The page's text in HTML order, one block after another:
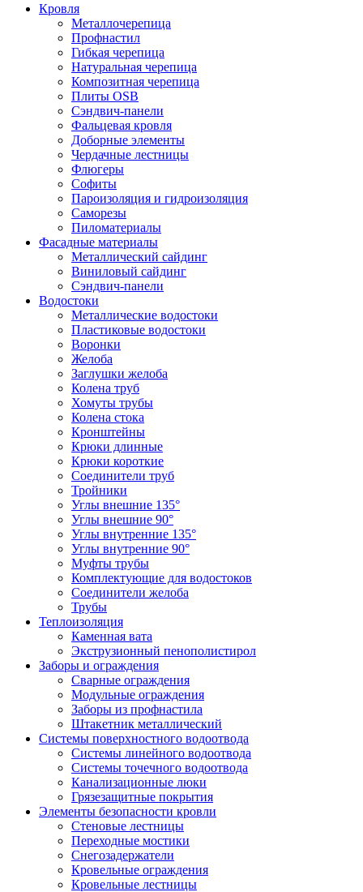
Кровля
Металлочерепица
Профнастил
Гибкая черепица
Натуральная черепица
Композитная черепица
Плиты OSB
Сэндвич-панели
Фальцевая кровля
Доборные элементы
Чердачные лестницы
Флюгеры
Софиты
Пароизоляция и гидроизоляция
Саморезы
Пиломатериалы
Фасадные материалы
Металлический сайдинг
Виниловый сайдинг
Сэндвич-панели
Водостоки
Металлические водостоки
Пластиковые водостоки
Воронки
Желоба
Заглушки желоба
Колена труб
Хомуты трубы
Колена стока
Кронштейны
Крюки длинные
Крюки короткие
Соединители труб
Тройники
Углы внешние 135°
Углы внешние 90°
Углы внутренние 135°
Углы внутренние 90°
Муфты трубы
Комплектующие для водостоков
Соединители желоба
Трубы
Теплоизоляция
Каменная вата
Экструзионный пенополистирол
Заборы и ограждения
Сварные ограждения
Модульные ограждения
Заборы из профнастила
Штакетник металлический
Системы поверхностного водоотвода
Системы линейного водоотвода
Системы точечного водоотвода
Канализационные люки
Грязезащитные покрытия
Элементы безопасности кровли
Стеновые лестницы
Переходные мостики
Снегозадержатели
Кровельные ограждения
Кровельные лестницы